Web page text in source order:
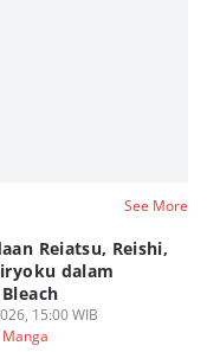
See More
Reiatsu, Reishi,
dalam
15:00 WIB